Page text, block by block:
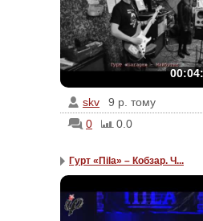
skv
9 р. тому
0
0.0
Гурт «Пila» – Кобзар. Ч...